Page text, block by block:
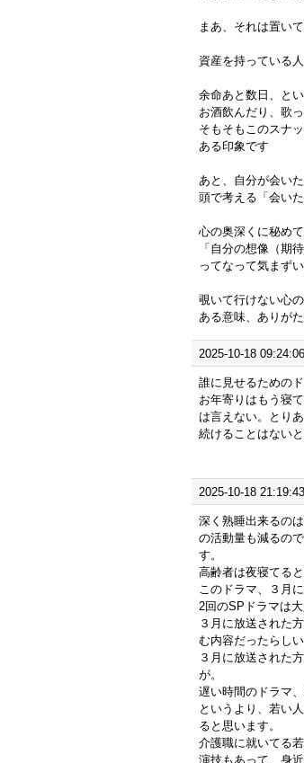
まあ、それは置い
資産を持っている
余命あと数日、と
お酒飲んだり、歌
そもそもこのスナ
ある印象です
あと、自分が会い
頭で考える「会い
心の奥深くに秘め
「自分の想像（期
ってなって気まず
覗いて行けない心
ある意味、ありが
2025-10-18 09:24:06
誰に見せるための
お年寄りはもう寝
は言えない。とり
続けることはないと
2025-10-18 21:19:43
深く熟睡出来るの
の活動量も減るの
す。
高齢者は夜寝てる
このドラマ、３月
2回のSPドラマは
３月に放送された
む内容だったらしい
３月に放送された
が。
遅い時間のドラマ
というより、若い
ると思います。
介護職に就いてる
演技もあって、身